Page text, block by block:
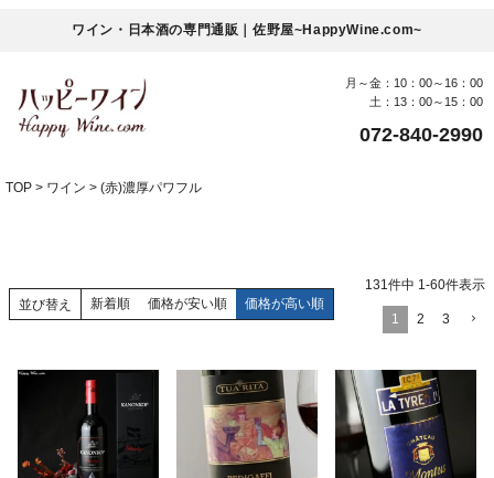
ワイン・日本酒の専門通販｜佐野屋~HappyWine.com~
月～金：10：00～16：00
土：13：00～15：00
072-840-2990
TOP ワイン (赤)濃厚パワフル
並び替え 新着順 価格が安い順 価格が高い順
131件中 1-60件表示
1 2 3